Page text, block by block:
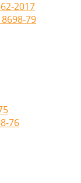
2017
79
76